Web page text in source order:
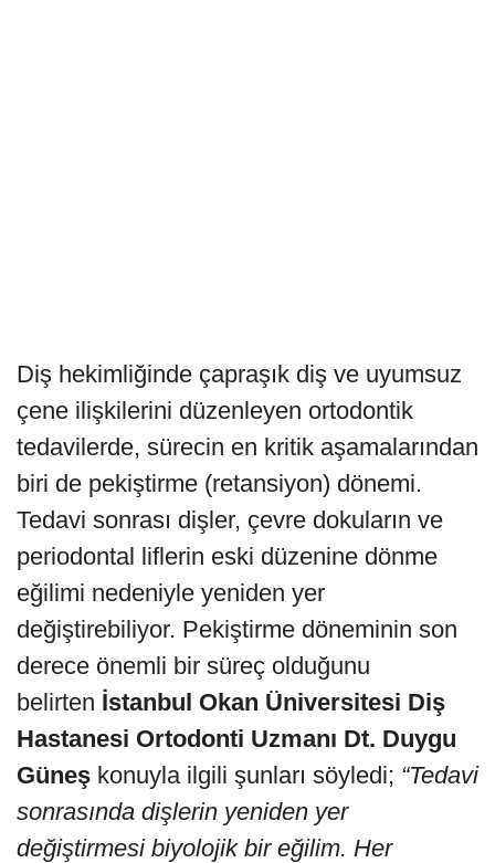
Diş hekimliğinde çapraşık diş ve uyumsuz
çene ilişkilerini düzenleyen ortodontik
tedavilerde, sürecin en kritik aşamalarından
biri de pekiştirme (retansiyon) dönemi.
Tedavi sonrası dişler, çevre dokuların ve
periodontal liflerin eski düzenine dönme
eğilimi nedeniyle yeniden yer
değiştirebiliyor. Pekiştirme döneminin son
derece önemli bir süreç olduğunu
belirten İstanbul Okan Üniversitesi Diş
Hastanesi Ortodonti Uzmanı Dt. Duygu
Güneş konuyla ilgili şunları söyledi; “Tedavi
sonrasında dişlerin yeniden yer
değiştirmesi biyolojik bir eğilim. Her